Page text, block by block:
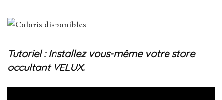
Tutoriel : Installez vous-même votre store
occultant VELUX.